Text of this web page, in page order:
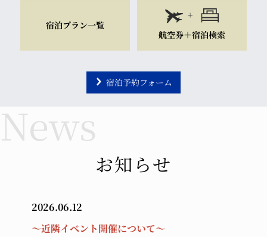
宿泊プラン一覧
航空券＋宿泊検索
宿泊予約フォーム
小学生
お知らせ
2026.06.12
～近隣イベント開催について～